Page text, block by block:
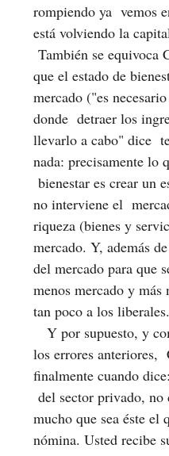
rompiendo ya vemos
está volviendo la
También se equivoca
que el estado de
mercado ("es
donde detraer los
llevarlo a cabo" dice
nada: precisamente lo
bienestar es crear un
no interviene el
riqueza (bienes y
mercado. Y, además
del mercado para que
menos mercado y más
tan poco a los liberales.
Y por supuesto, y
los errores anteriores,
finalmente cuando
del sector privado,
mucho que sea éste el
nómina. Usted recibe